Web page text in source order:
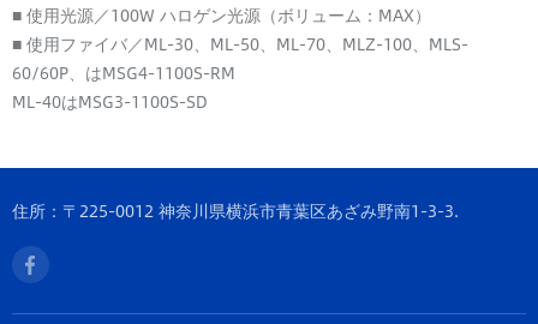
■ 使用光源／100W ハロゲン光源（ボリューム：MAX）
■ 使用ファイバ／ML-30、ML-50、ML-70、MLZ-100、MLS-
60/60P、はMSG4-1100S-RM
ML-40はMSG3-1100S-SD
住所：〒225-0012 神奈川県横浜市青葉区あざみ野南1-3-3.